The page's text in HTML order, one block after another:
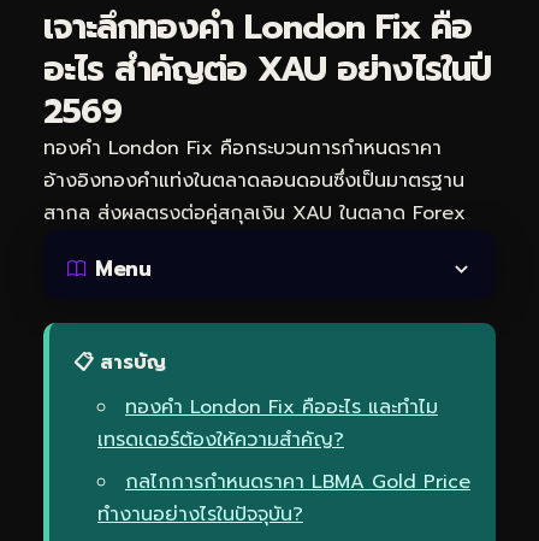
เจาะลึกทองคำ London Fix คือ
อะไร สำคัญต่อ XAU อย่างไรในปี
2569
ทองคำ London Fix คือกระบวนการกำหนดราคา
อ้างอิงทองคำแท่งในตลาดลอนดอนซึ่งเป็นมาตรฐาน
สากล ส่งผลตรงต่อคู่สกุลเงิน XAU ในตลาด Forex
Menu
📋 สารบัญ
ทองคำ London Fix คืออะไร และทำไม
เทรดเดอร์ต้องให้ความสำคัญ?
กลไกการกำหนดราคา LBMA Gold Price
ทำงานอย่างไรในปัจจุบัน?